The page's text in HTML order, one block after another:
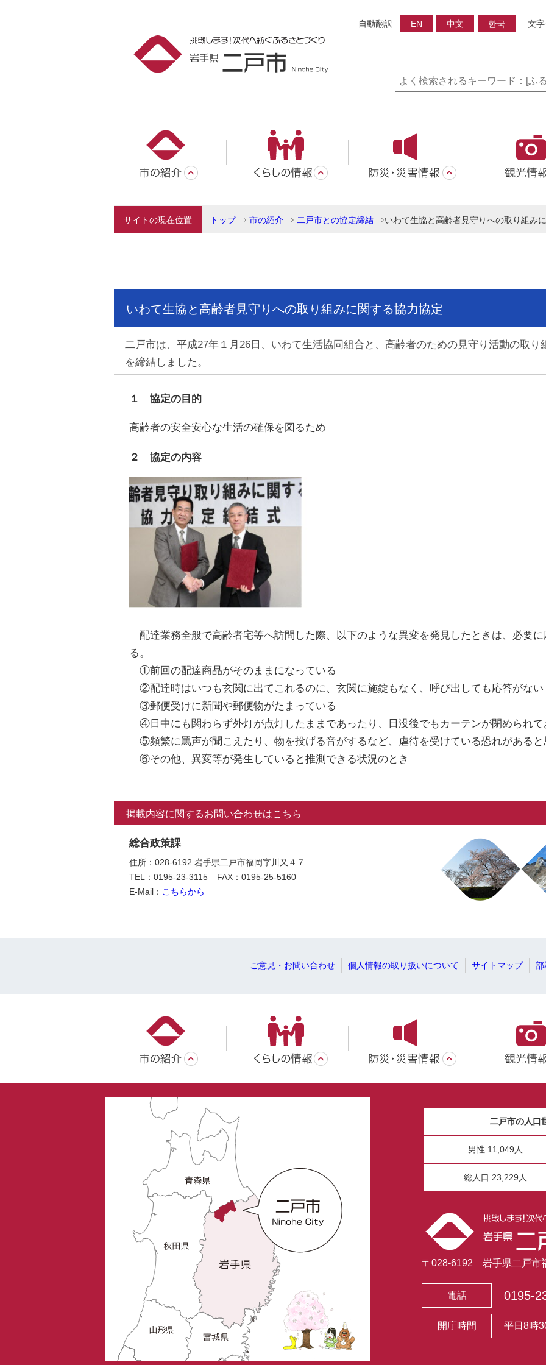
自動翻訳 EN 中文 한국 文
サイトの現在位置 トップ⇒ 市の紹介 ⇒ 二戸市との協定締結 ⇒いわて生協と高齢者見守りへの取り組み
いわて生協と高齢者見守りへの取り組みに関する協力協定
二戸市は、平成27年１月26日、いわて生活協同組合と、高齢者のための見守り活動の取
を締結しました。
１ 協定の目的
高齢者の安全安心な生活の確保を図るため
２ 協定の内容
配達業務全般で高齢者宅等へ訪問した際、以下のような異変を発見したときは、必要
る。
①前回の配達商品がそのままになっている
②配達時はいつも玄関に出てこれるのに、玄関に施錠もなく、呼び出しても応答がない
③郵便受けに新聞や郵便物がたまっている
④日中にも関わらず外灯が点灯したままであったり、日没後でもカーテンが閉められ
⑤頻繁に罵声が聞こえたり、物を投げる音がするなど、虐待を受けている恐れがあると
⑥その他、異変等が発生していると推測できる状況のとき
掲載内容に関するお問い合わせはこちら
総合政策課
住所：028-6192 岩手県二戸市福岡字川又４７
TEL：0195-23-3115
FAX：0195-25-5160
E-Mail： こちらから
ご意見・お問い合わせ 個人情報の取り扱いについて サイトマップ 部
二戸市の人口
男性 11,049人
総人口 23,229人
〒028-6192 岩手県二戸市
電話 0195-
開庁時間 平日8時